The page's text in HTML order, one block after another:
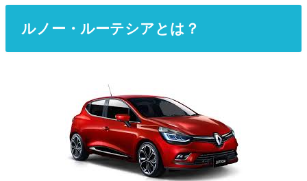
ルノー・ルーテシアとは？